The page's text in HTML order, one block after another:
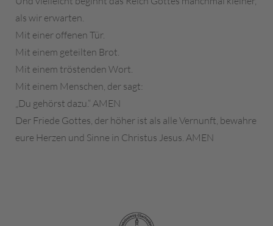
als wir erwarten.
Mit einer offenen Tür.
Mit einem geteilten Brot.
Mit einem tröstenden Wort.
Mit einem Menschen, der sagt:
„Du gehörst dazu.“ AMEN
Der Friede Gottes, der höher ist als alle Vernunft, bewahre
eure Herzen und Sinne in Christus Jesus. AMEN